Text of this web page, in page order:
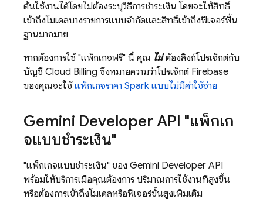
ต้นใช้งานได้โดยไม่ต้องระบุวิธีการชำระเงิน โดยจะให้สิทธิ์
เข้าถึงโมเดลบางรายการแบบจำกัดและสิทธิ์เข้าถึงฟีเจอร์พื้น
ฐานมากมาย
หากต้องการใช้ "แพ็กเกจฟรี" นี้ คุณ ไม่ต้องลิงก์โปรเจ็กต์กับ
บัญชี Cloud Billing ซึ่งหมายความว่าโปรเจ็กต์ Firebase
ของคุณจะใช้ แพ็กเกจราคา Spark แบบไม่มีค่าใช้จ่าย
Gemini Developer API "แพ็กเก
จแบบชำระเงิน"
"แพ็กเกจแบบชำระเงิน" ของ Gemini Developer API
พร้อมให้บริการเมื่อคุณต้องการ ปริมาณการใช้งานที่สูงขึ้น
หรือต้องการเข้าถึงโมเดลหรือฟีเจอร์ขั้นสูงเพิ่มเติม